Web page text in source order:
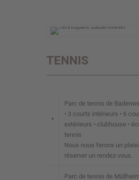
TENNIS
•
Parc de tennis de
• 3 courts intérieurs • 6
extérieurs • clubhouse •
tennis
Nous nous ferons un
réserver un rendez-vous.
Parc de tennis de